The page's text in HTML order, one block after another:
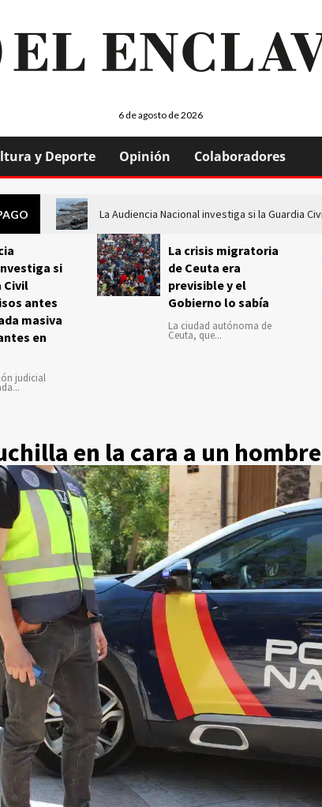
6 de agosto de 2026
y Deporte Opinión Colaboradores
La Audiencia Nacional investiga si la Guardia
si
Civil
antes
masiva
en
judicial
La crisis migratoria
de Ceuta era
previsible y el
Gobierno lo sabía
La ciudad autónoma de
Ceuta, que...
en la cara a un